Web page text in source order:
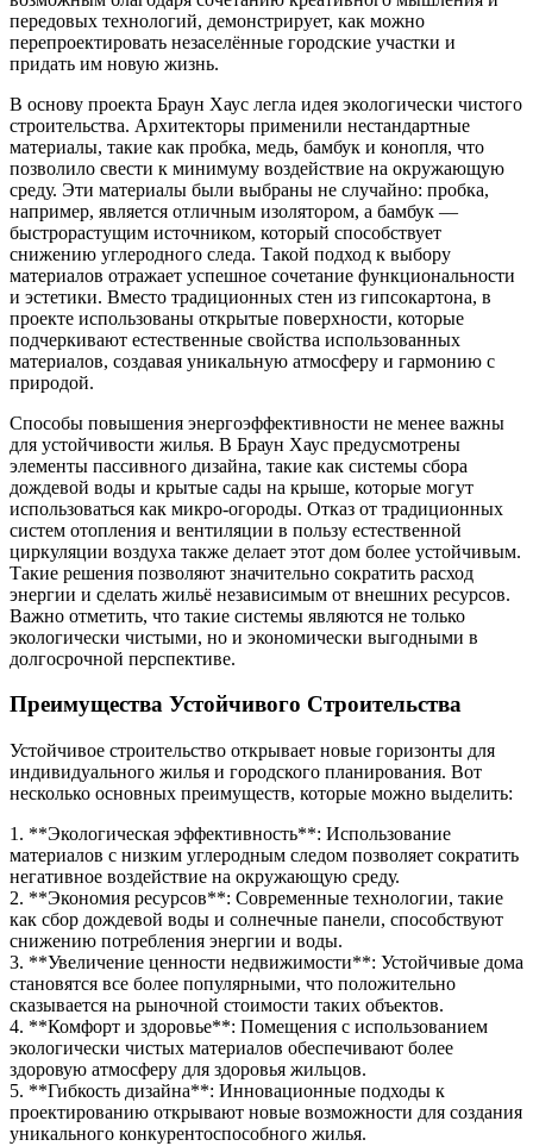
передовых технологий, демонстрирует, как можно
перепроектировать незаселённые городские участки и
придать им новую жизнь.
В основу проекта Браун Хаус легла идея экологически чистого
строительства. Архитекторы применили нестандартные
материалы, такие как пробка, медь, бамбук и конопля, что
позволило свести к минимуму воздействие на окружающую
среду. Эти материалы были выбраны не случайно: пробка,
например, является отличным изолятором, а бамбук —
быстрорастущим источником, который способствует
снижению углеродного следа. Такой подход к выбору
материалов отражает успешное сочетание функциональности
и эстетики. Вместо традиционных стен из гипсокартона, в
проекте использованы открытые поверхности, которые
подчеркивают естественные свойства использованных
материалов, создавая уникальную атмосферу и гармонию с
природой.
Способы повышения энергоэффективности не менее важны
для устойчивости жилья. В Браун Хаус предусмотрены
элементы пассивного дизайна, такие как системы сбора
дождевой воды и крытые сады на крыше, которые могут
использоваться как микро-огороды. Отказ от традиционных
систем отопления и вентиляции в пользу естественной
циркуляции воздуха также делает этот дом более устойчивым.
Такие решения позволяют значительно сократить расход
энергии и сделать жильё независимым от внешних ресурсов.
Важно отметить, что такие системы являются не только
экологически чистыми, но и экономически выгодными в
долгосрочной перспективе.
Преимущества Устойчивого Строительства
Устойчивое строительство открывает новые горизонты для
индивидуального жилья и городского планирования. Вот
несколько основных преимуществ, которые можно выделить:
1. **Экологическая эффективность**: Использование
материалов с низким углеродным следом позволяет сократить
негативное воздействие на окружающую среду.
2. **Экономия ресурсов**: Современные технологии, такие
как сбор дождевой воды и солнечные панели, способствуют
снижению потребления энергии и воды.
3. **Увеличение ценности недвижимости**: Устойчивые дома
становятся все более популярными, что положительно
сказывается на рыночной стоимости таких объектов.
4. **Комфорт и здоровье**: Помещения с использованием
экологически чистых материалов обеспечивают более
здоровую атмосферу для здоровья жильцов.
5. **Гибкость дизайна**: Инновационные подходы к
проектированию открывают новые возможности для создания
уникального конкурентоспособного жилья.